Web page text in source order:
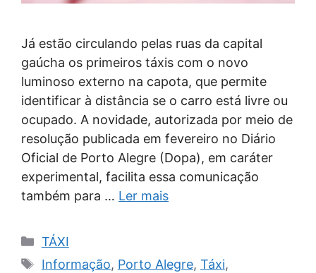
Já estão circulando pelas ruas da capital
gaúcha os primeiros táxis com o novo
luminoso externo na capota, que permite
identificar à distância se o carro está livre ou
ocupado. A novidade, autorizada por meio de
resolução publicada em fevereiro no Diário
Oficial de Porto Alegre (Dopa), em caráter
experimental, facilita essa comunicação
também para … Ler mais
Categorias
TÁXI
Tags
Informação, Porto Alegre, Táxi,